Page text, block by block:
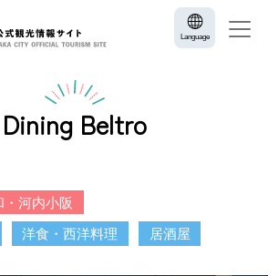
Language
Dining Beltro
・河内小阪
洋食・西洋料理 居酒屋